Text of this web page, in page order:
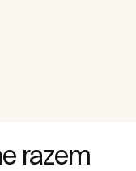
razem